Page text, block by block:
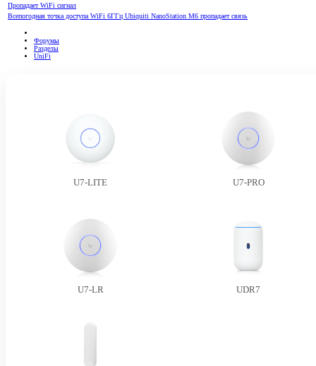
Пропадает WiFi сигнал
Всепогодная точка доступа WiFi 6ГГц Ubiquiti NanoStation M6 пропадает связь
Форумы
Разделы
UniFi
U7-LITE U7-PRO
U7-LR UDR7